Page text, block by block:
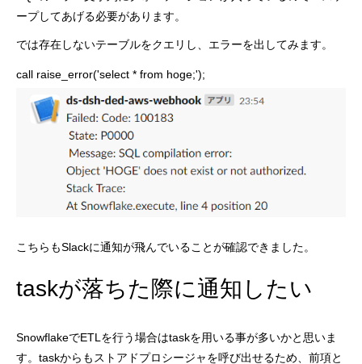
ープしてあげる必要があります。
では存在しないテーブルをクエリし、エラーを出してみます。
call raise_error('select * from hoge;');
こちらもSlackに通知が飛んでいることが確認できました。
taskが落ちた際に通知したい
SnowflakeでETLを行う場合はtaskを用いる事が多いかと思いま
す。taskからもストアドプロシージャを呼び出せるため、前項と